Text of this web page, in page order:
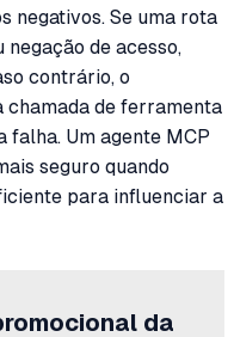
negativos. Se uma rota
de acesso,
contrário, o
chamada de ferramenta
falha. Um agente MCP
seguro quando
para influenciar a
da